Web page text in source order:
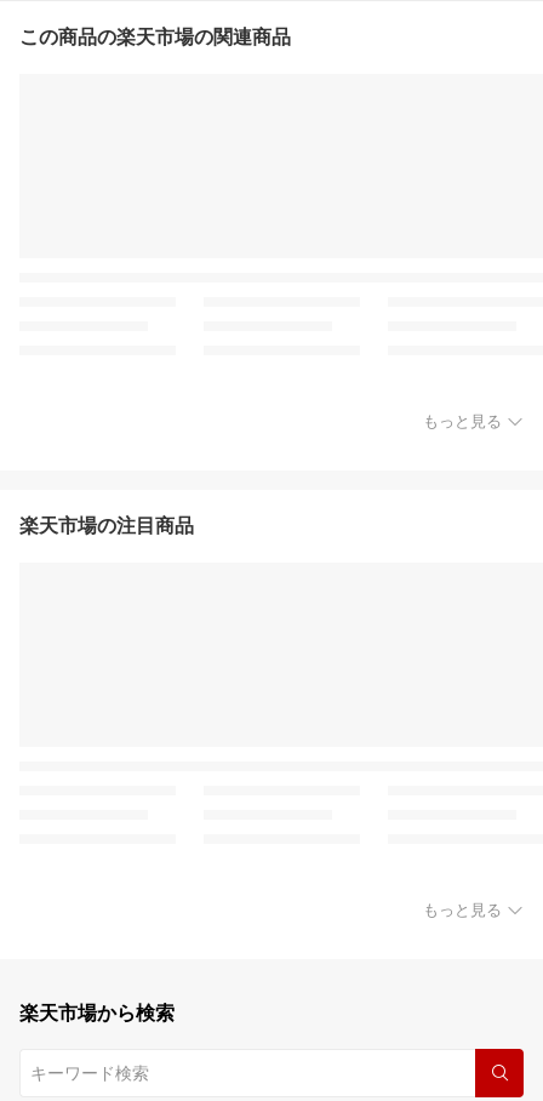
この商品の楽天市場の関連商品
もっと見る
楽天市場の注目商品
もっと見る
楽天市場から検索